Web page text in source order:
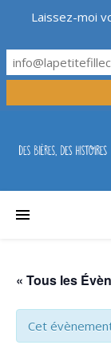
« Tous les
Cet
Laissez-moi